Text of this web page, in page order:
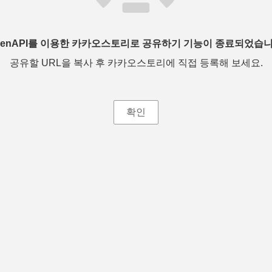
를 이용한 카카오스토리로 공유하기 기능이 종료되었습
공유할 URL을 복사 후 카카오스토리에 직접 등록해 보세요.
확인